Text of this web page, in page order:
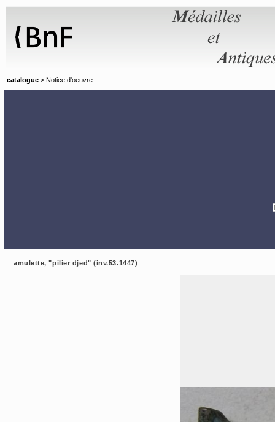
catalogue > Notice d'oeuvre
amulette, "pilier djed" (inv.53.1447)